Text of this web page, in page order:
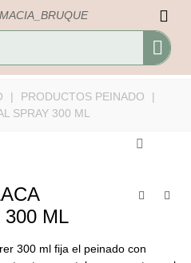
| PRODUCTOS PEINADO
|
SPRAY 300 ML
300 ML
300 ml fija el peinado con